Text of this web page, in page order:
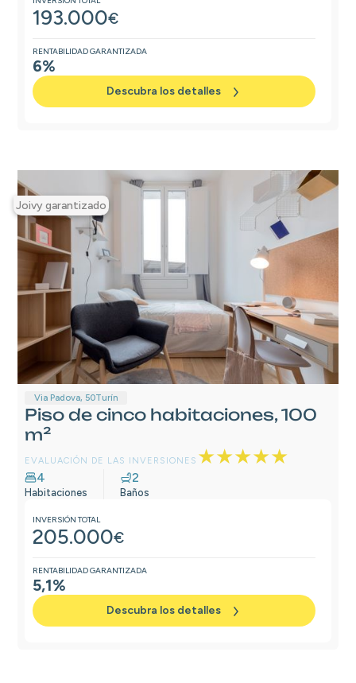
193.000€
RENTABILIDAD GARANTIZADA
6%
Descubra los detalles
Joivy garantizado
Via Padova, 50Turín
Piso de cinco habitaciones, 100
m²
EVALUACIÓN DE LAS INVERSIONES ★★★★★
4
Habitaciones
2
Baños
INVERSIÓN TOTAL
205.000€
RENTABILIDAD GARANTIZADA
5,1%
Descubra los detalles